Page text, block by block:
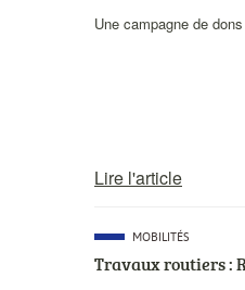
courte
Une campagne de
Lire l'article
CATÉGORIE
PRINCIPALE
MOBILITÉS
Travaux routiers :